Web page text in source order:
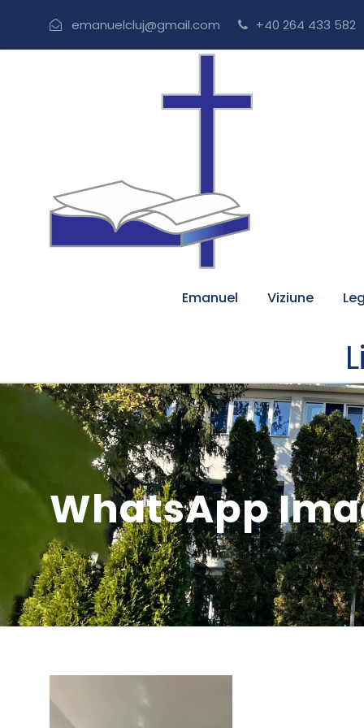
emanuelcluj@gmail.com +40 264 433 582
Emanuel Viziune
WhatsApp